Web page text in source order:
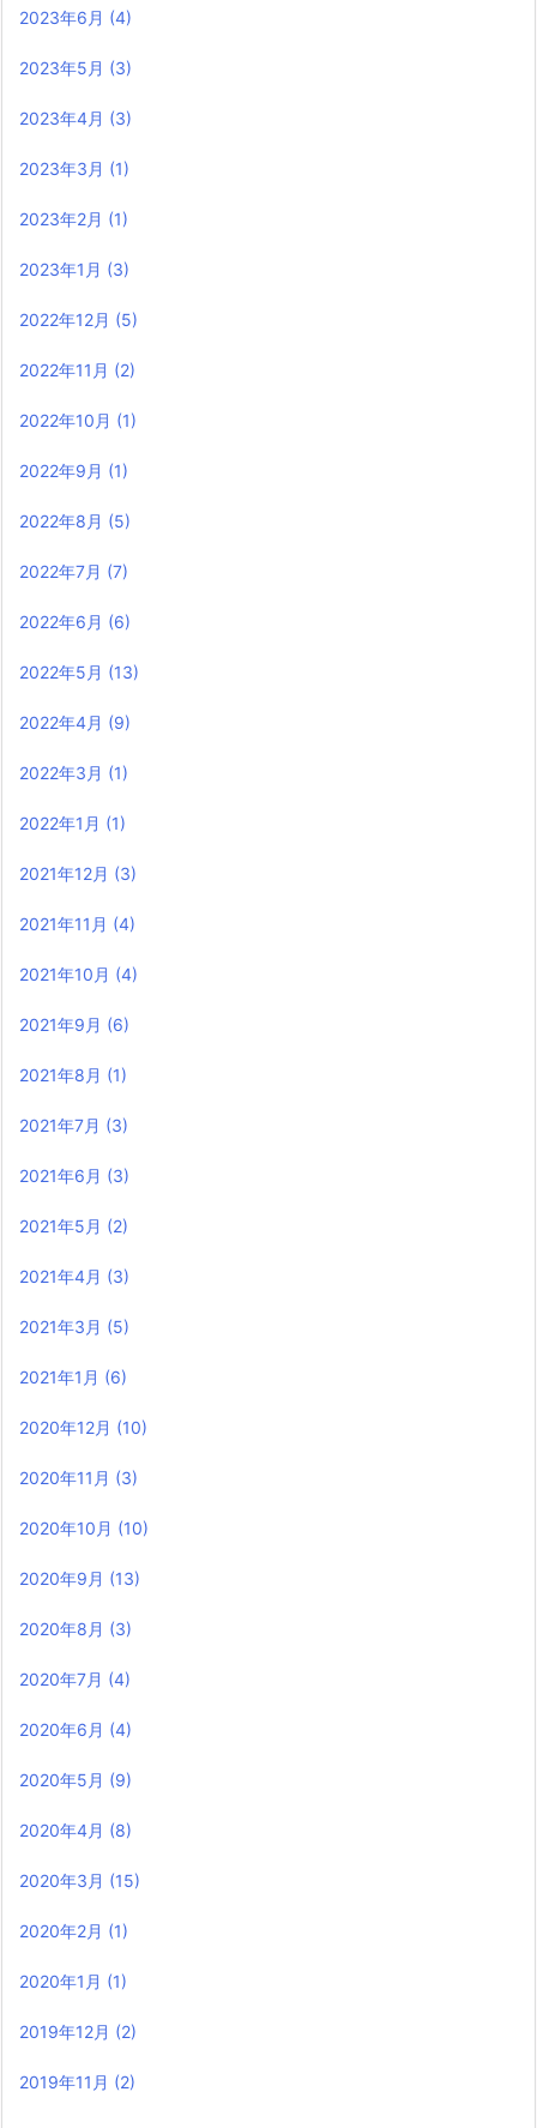
2023年6月 (4)
2023年5月 (3)
2023年4月 (3)
2023年3月 (1)
2023年2月 (1)
2023年1月 (3)
2022年12月 (5)
2022年11月 (2)
2022年10月 (1)
2022年9月 (1)
2022年8月 (5)
2022年7月 (7)
2022年6月 (6)
2022年5月 (13)
2022年4月 (9)
2022年3月 (1)
2022年1月 (1)
2021年12月 (3)
2021年11月 (4)
2021年10月 (4)
2021年9月 (6)
2021年8月 (1)
2021年7月 (3)
2021年6月 (3)
2021年5月 (2)
2021年4月 (3)
2021年3月 (5)
2021年1月 (6)
2020年12月 (10)
2020年11月 (3)
2020年10月 (10)
2020年9月 (13)
2020年8月 (3)
2020年7月 (4)
2020年6月 (4)
2020年5月 (9)
2020年4月 (8)
2020年3月 (15)
2020年2月 (1)
2020年1月 (1)
2019年12月 (2)
2019年11月 (2)